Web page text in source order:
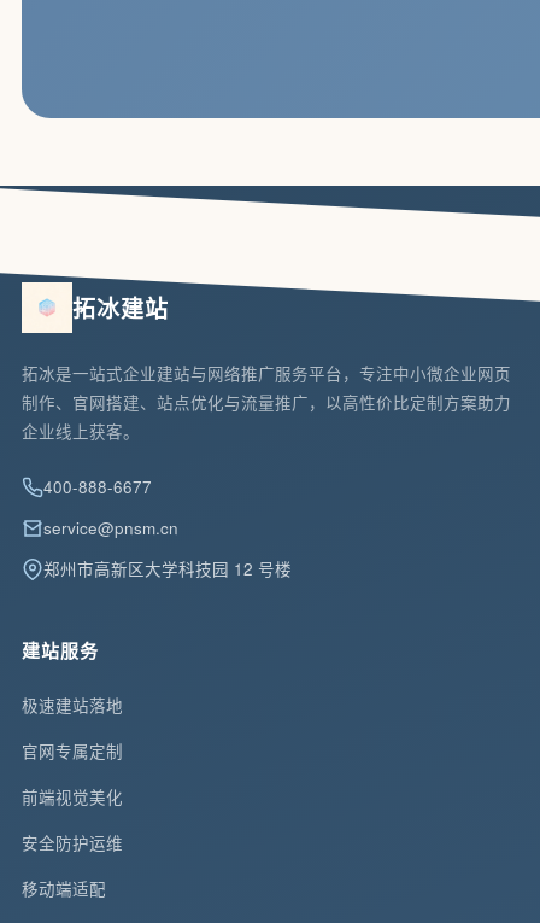
拓冰建站
拓冰是一站式企业建站与网络推广服务平台，专注中小微企业网页
制作、官网搭建、站点优化与流量推广，以高性价比定制方案助力
企业线上获客。
400-888-6677
service@pnsm.cn
郑州市高新区大学科技园 12 号楼
建站服务
极速建站落地
官网专属定制
前端视觉美化
安全防护运维
移动端适配